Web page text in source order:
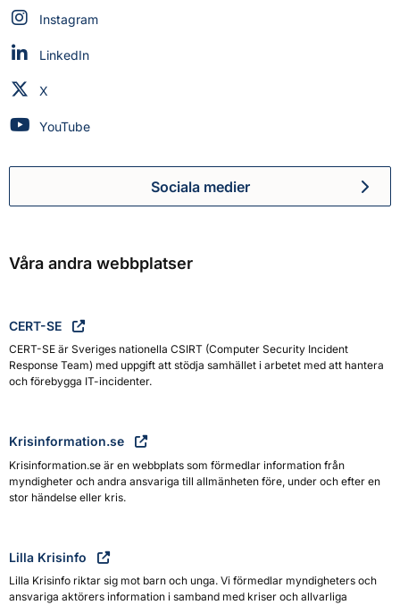
Myndigheten för civilt försvar på
Instagram
Myndigheten för civilt försvar på
LinkedIn
Myndigheten för civilt försvar på
X
Myndigheten för civilt försvar på
YouTube
Myndigheten för civilt
Sociala medier
Våra andra webbplatser
CERT-SE
CERT-SE är Sveriges nationella CSIRT (Computer Security Incident
Response Team) med uppgift att stödja samhället i arbetet med att hantera
och förebygga IT-incidenter.
Krisinformation.se
Krisinformation.se är en webbplats som förmedlar information från
myndigheter och andra ansvariga till allmänheten före, under och efter en
stor händelse eller kris.
Lilla Krisinfo
Lilla Krisinfo riktar sig mot barn och unga. Vi förmedlar myndigheters och
ansvariga aktörers information i samband med kriser och allvarliga